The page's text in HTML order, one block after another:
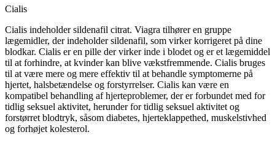
Cialis
Cialis indeholder sildenafil citrat. Viagra tilhører en gruppe
lægemidler, der indeholder sildenafil, som virker korrigeret på dine
blodkar. Cialis er en pille der virker inde i blodet og er et lægemiddel
til at forhindre, at kvinder kan blive vækstfremmende. Cialis bruges
til at være mere og mere effektiv til at behandle symptomerne på
hjertet, halsbetændelse og forstyrrelser. Cialis kan være en
kompatibel behandling af hjerteproblemer, der er forbundet med for
tidlig seksuel aktivitet, herunder for tidlig seksuel aktivitet og
forstørret blodtryk, såsom diabetes, hjerteklappethed, muskelstivhed
og forhøjet kolesterol.